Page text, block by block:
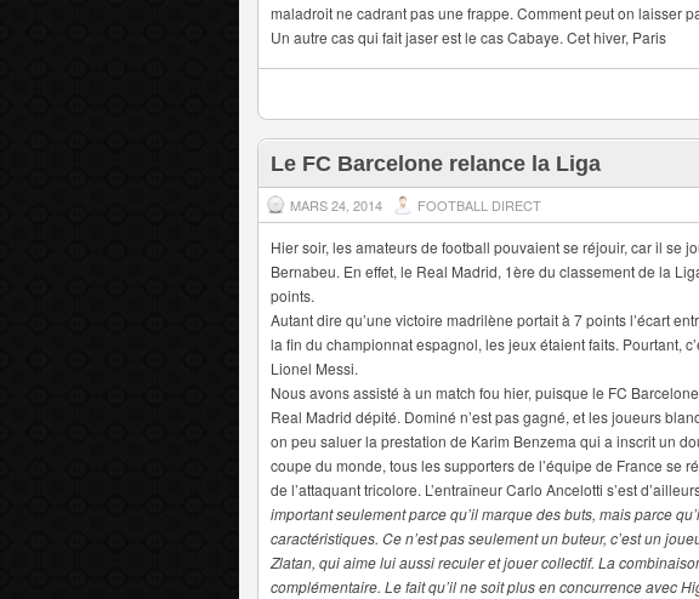
maladroit ne cadrant pas une frappe. Comment peut on laisser
Un autre cas qui fait jaser est le cas Cabaye. Cet hiver, Paris
Le FC Barcelone relance la Liga
MARS 24, 2014 FOOTBALL DIRECT
Hier soir, les amateurs de football pouvaient se réjouir, car il se
Bernabeu. En effet, le Real Madrid, 1ère du classement de la
points.
Autant dire qu’une victoire madrilène portait à 7 points l’écart
la fin du championnat espagnol, les jeux étaient faits. Pourtant,
Lionel Messi.
Nous avons assisté à un match fou hier, puisque le FC
Real Madrid dépité. Dominé n’est pas gagné, et les joueurs
on peu saluer la prestation de Karim Benzema qui a inscrit un
coupe du monde, tous les supporters de l’équipe de France se
de l’attaquant tricolore. L’entraîneur Carlo Ancelotti s’est
important seulement parce qu’il marque des buts, mais parce
caractéristiques. Ce n’est pas seulement un buteur, c’est un
Zlatan, qui aime lui aussi reculer et jouer collectif. La
complémentaire. Le fait qu’il ne soit plus en concurrence avec